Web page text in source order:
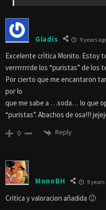
Gladis 9 years
Excelente crìtica Monito. Estoy
verrrrrrrde los “puristas” de los
Por cierto que me encantaron
por lo
que me sabe a …soda… lo que
“puristas”. Abachos de osa!!!
0 Reply
MonoBH 9 years
Critica y valoracion añadida 🙂